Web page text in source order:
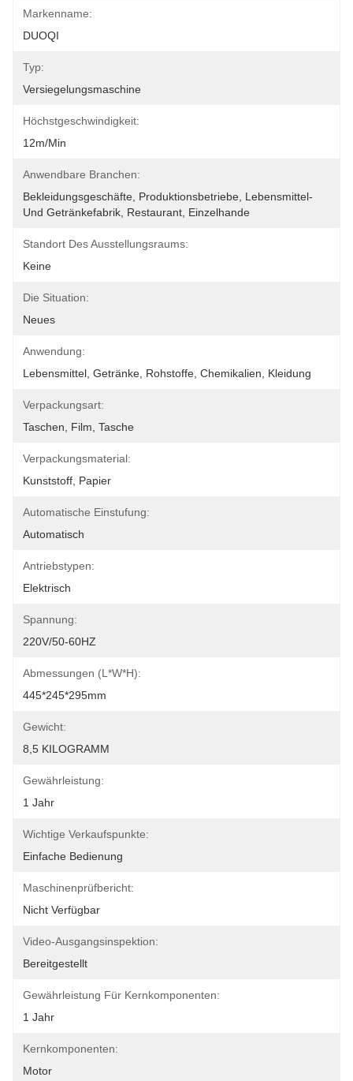
Markenname:
DUOQI
Typ:
Versiegelungsmaschine
Höchstgeschwindigkeit:
12m/min
Anwendbare Branchen:
Bekleidungsgeschäfte, Produktionsbetriebe, Lebensmittel-
Und Getränkefabrik, Restaurant, Einzelhande
Standort Des Ausstellungsraums:
Keine
Die Situation:
Neues
Anwendung:
Lebensmittel, Getränke, Rohstoffe, Chemikalien, Kleidung
Verpackungsart:
Taschen, Film, Tasche
Verpackungsmaterial:
Kunststoff, Papier
Automatische Einstufung:
Automatisch
Antriebstypen:
Elektrisch
Spannung:
220V/50-60HZ
Abmessungen (L*W*H):
445*245*295mm
Gewicht:
8,5 KILOGRAMM
Gewährleistung:
1 Jahr
Wichtige Verkaufspunkte:
Einfache Bedienung
Maschinenprüfbericht:
Nicht Verfügbar
Video-Ausgangsinspektion:
Bereitgestellt
Gewährleistung Für Kernkomponenten:
1 Jahr
Kernkomponenten:
Motor